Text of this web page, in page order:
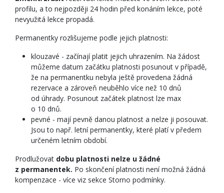
profilu, a to nejpozději 24 hodin před konáním lekce, poté
nevyužitá lekce propadá.
Permanentky rozlišujeme podle jejich platnosti:
klouzavé - začínají platit jejich uhrazením. Na žádost
můžeme datum začátku platnosti posunout v případě,
že na permanentku nebyla ještě provedena žádná
rezervace a zároveň neuběhlo více než 10 dnů
od úhrady. Posunout začátek platnost lze max
o 10 dnů.
pevné - mají pevně danou platnost a nelze ji posouvat.
Jsou to např. letní permanentky, které platí v předem
určeném letním období.
Prodlužovat dobu platnosti nelze u žádné
z permanentek. Po skončení platnosti není možná žádná
kompenzace - více viz sekce Storno podmínky.